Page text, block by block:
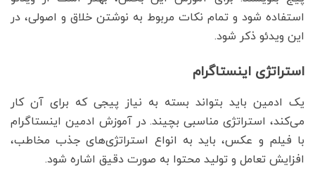
استفاده شود و تمام نکات مربوط به نوشتن خلاق و اصولی، در
این ویدئو ذکر شود.
استراتژی اینستاگرام
یک ادمین باید بتواند بسته به نیاز پیجی که برای آن کار
می‌کند، استراتژی مناسبی بچیند. در آموزش ادمین اینستاگرام
با فیلم و عکس، باید به انواع استراتژی‌های جذب مخاطب،
افزایش تعامل و تولید محتوا به صورت دقیق اشاره شود.